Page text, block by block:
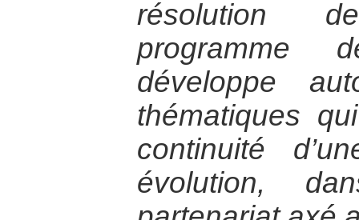
résolution
programme
développe
thématiques
continuité
évolution,